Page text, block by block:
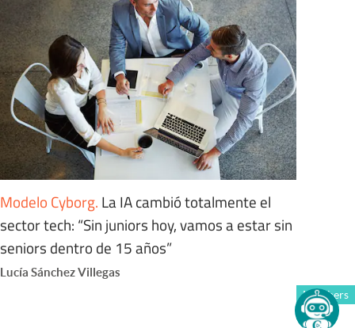
Modelo Cyborg. La IA cambió totalmente el
sector tech: “Sin juniors hoy, vamos a estar sin
seniors dentro de 15 años”
Lucía Sánchez Villegas
Members